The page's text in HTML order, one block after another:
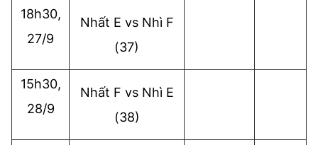
18h30,
27/9
Nhất E vs Nhì F
(37)
15h30,
28/9
Nhất F vs Nhì E
(38)